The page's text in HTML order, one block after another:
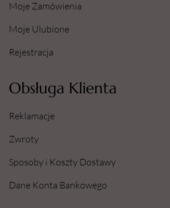
Moje Zamówienia
Moje Ulubione
Rejestracja
Obsługa Klienta
Reklamacje
Zwroty
Sposoby i Koszty Dostawy
Dane Konta Bankowego